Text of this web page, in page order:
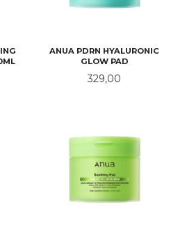
ANUA PDRN HYALURONIC
GLOW PAD
Pris
329,00